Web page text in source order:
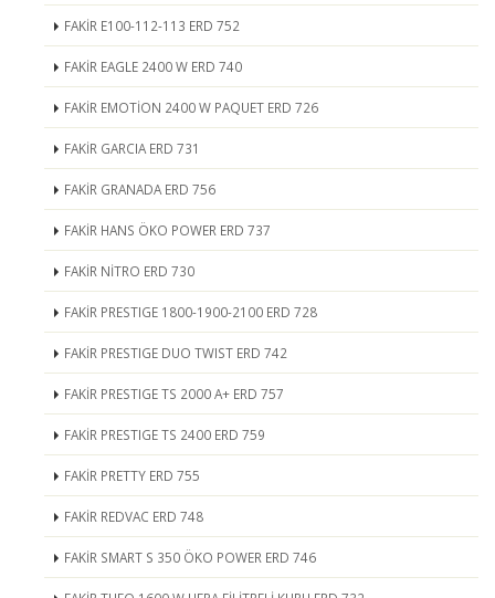
FAKİR E100-112-113 ERD 752
FAKİR EAGLE 2400 W ERD 740
FAKİR EMOTİON 2400 W PAQUET ERD 726
FAKİR GARCIA ERD 731
FAKİR GRANADA ERD 756
FAKİR HANS ÖKO POWER ERD 737
FAKİR NİTRO ERD 730
FAKİR PRESTIGE 1800-1900-2100 ERD 728
FAKİR PRESTIGE DUO TWIST ERD 742
FAKİR PRESTIGE TS 2000 A+ ERD 757
FAKİR PRESTIGE TS 2400 ERD 759
FAKİR PRETTY ERD 755
FAKİR REDVAC ERD 748
FAKİR SMART S 350 ÖKO POWER ERD 746